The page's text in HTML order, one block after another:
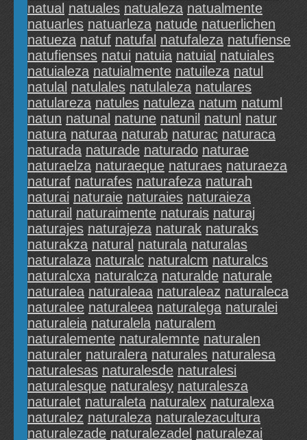
natual natuales natualeza natualmente
natuarles natuarleza natude natuerlichen
natueza natuf natufal natufaleza natufiense
natufienses natui natuia natuial natuiales
natuialeza natuialmente natuileza natul
natulal natulales natulaleza natulares
natulareza natules natuleza natum natuml
natun natunal natune natunil natunl natur
natura naturaa naturab naturac naturaca
naturada naturade naturado naturae
naturaelza naturaeque naturaes naturaeza
naturaf naturafes naturafeza naturah
naturai naturaie naturaies naturaieza
naturail naturaimente naturais naturaj
naturajes naturajeza naturak naturaks
naturakza natural naturala naturalas
naturalaza naturalc naturalcm naturalcs
naturalcxa naturalcza naturalde naturale
naturalea naturaleaa naturaleaz naturaleca
naturalee naturaleea naturalega naturalei
naturaleia naturalela naturalem
naturalemente naturalemnte naturalen
naturaler naturalera naturales naturalesa
naturalesas naturalesde naturalesi
naturalesque naturalesy naturalesza
naturalet naturaleta naturalex naturalexa
naturalez naturaleza naturalezacultura
naturalezade naturalezadel naturalezai